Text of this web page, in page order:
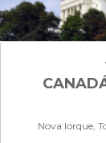
Nova Iorque,